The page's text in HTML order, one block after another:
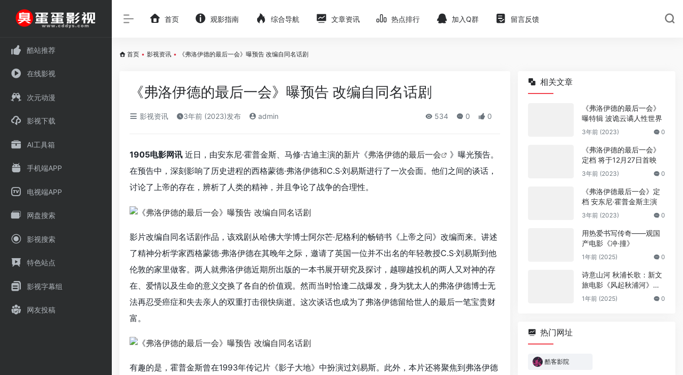
酷站推荐
在线影视
次元动漫
影视下载
AI工具箱
手机端APP
电视端APP
网盘搜索
影视搜索
特色站点
影视字幕组
网友投稿
首页 观影指南 综合导航 文章资讯 热点排行 加入Q群 留言反馈
首页 • 影视资讯 • 《弗洛伊德的最后一会》曝预告 改编自同名话剧
《弗洛伊德的最后一会》曝预告 改编自同名话剧
影视资讯 3年前 (2023)发布 admin 534 0 0
1905电影网讯 近日，由安东尼·霍普金斯、马修·古迪主演的新片《弗洛伊德的最后一会
》曝光预告。
在预告中，深刻影响了历史进程的西格蒙德·弗洛伊德和C.S·刘易斯进行了一次会面。他们之间的谈话，
讨论了上帝的存在，辨析了人类的精神，并且争论了战争的合理性。
影片改编自同名话剧作品，该戏剧从哈佛大学博士阿尔芒·尼格利的畅销书《上帝之问》改编而来。讲述
了精神分析学家西格蒙德·弗洛伊德在其晚年之际，邀请了英国一位并不出名的年轻教授C.S·刘易斯到他
伦敦的家里做客。两人就弗洛伊德近期所出版的一本书展开研究及探讨，越聊越投机的两人又对神的存
在、爱情以及生命的意义交换了各自的价值观。然而当时恰逢二战爆发，身为犹太人的弗洛伊德博士无
法再忍受癌症和失去亲人的双重打击很快病逝。这次谈话也成为了弗洛伊德留给世人的最后一笔宝贵财
富。
有趣的是，霍普金斯曾在1993年传记片《影子大地》中扮演过刘易斯。此外，本片还将聚焦到弗洛伊德
相关文章
《弗洛伊德的最后一会》
曝特辑 波诡云谲人性世界
3年前 (2023) 0
《弗洛伊德的最后一会》
定档 将于12月27日首映
3年前 (2023) 0
《弗洛伊德最后一会》定
档 安东尼·霍普金斯主演
3年前 (2023) 0
用热爱书写传奇——观国
产电影《冲·撞》
1年前 (2025) 0
诗意山河 秋浦长歌：新文
旅电影《风起秋浦河》今
日全国公映
1年前 (2025) 0
热门网址
酷客影院